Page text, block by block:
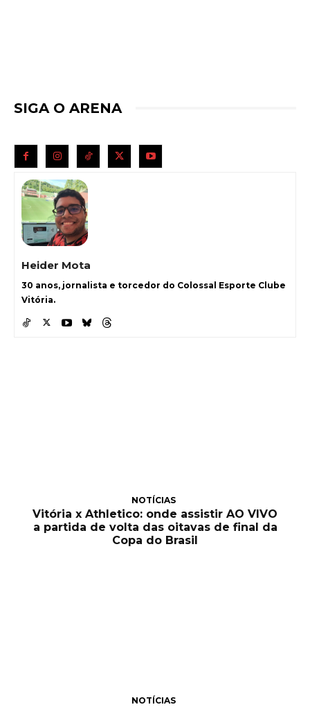
SIGA O ARENA
Heider Mota
30 anos, jornalista e torcedor do Colossal Esporte Clube
Vitória.
NOTÍCIAS
Vitória x Athletico: onde assistir AO VIVO
a partida de volta das oitavas de final da
Copa do Brasil
NOTÍCIAS